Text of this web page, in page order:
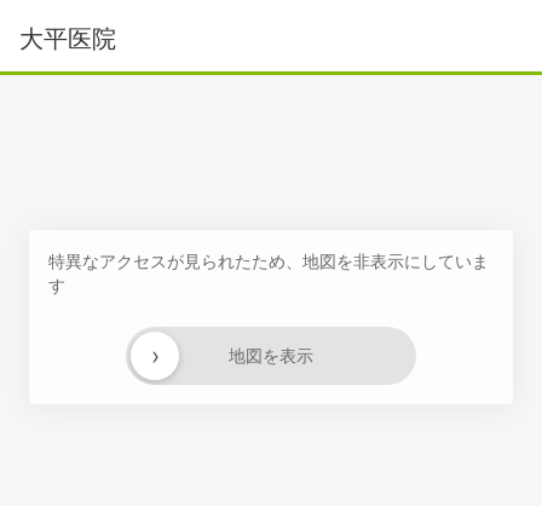
大平医院
特異なアクセスが見られたため、地図を非表示にしていま
す
地図を表示
›